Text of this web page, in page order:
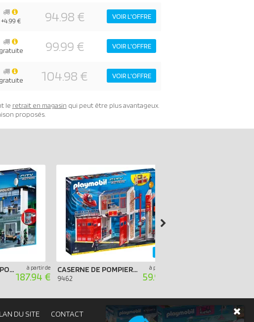
94.98 € VOIR L'OFFRE
+4.99 €
99.99 € VOIR L'OFFRE
gratuite
104.98 € VOIR L'OFFRE
gratuite
le retrait en magasin qui peut être plus avantageux.
proposés.
COMMISSARIAT DE POLICE AVEC SYSTÈME D`ALARME à partir de
187.94 €
CASERNE DE POMPIERS AVEC HÉLICOPTÈRE
9462
à partir de
59.99 €
DU SITE CONTACT